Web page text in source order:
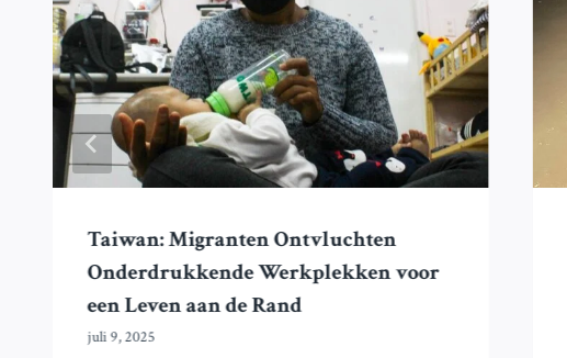
Taiwan: Migranten Ontvluchten
Onderdrukkende Werkplekken voor
een Leven aan de Rand
juli 9, 2025